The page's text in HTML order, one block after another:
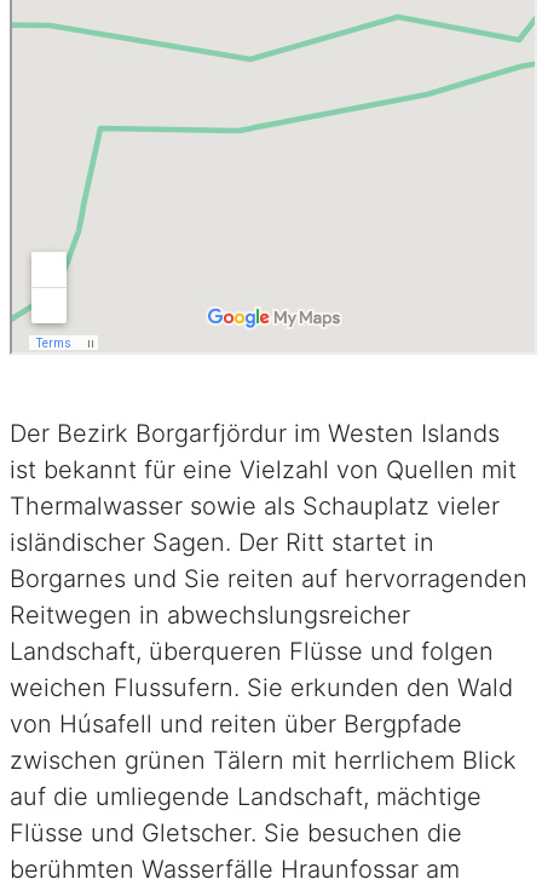
Der Bezirk Borgarfjördur im Westen Islands
ist bekannt für eine Vielzahl von Quellen mit
Thermalwasser sowie als Schauplatz vieler
isländischer Sagen. Der Ritt startet in
Borgarnes und Sie reiten auf hervorragenden
Reitwegen in abwechslungsreicher
Landschaft, überqueren Flüsse und folgen
weichen Flussufern. Sie erkunden den Wald
von Húsafell und reiten über Bergpfade
zwischen grünen Tälern mit herrlichem Blick
auf die umliegende Landschaft, mächtige
Flüsse und Gletscher. Sie besuchen die
berühmten Wasserfälle Hraunfossar am